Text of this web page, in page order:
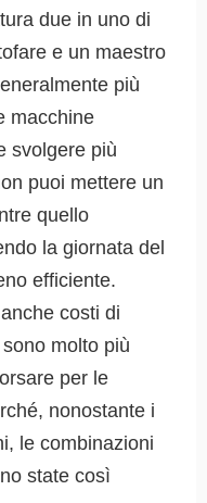
due in uno di
e un maestro
più
macchine
svolgere più
puoi mettere un
quello
la giornata del
efficiente.
costi di
molto più
per le
nonostante i
le combinazioni
state così